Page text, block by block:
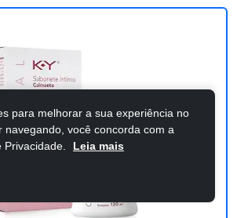
para melhorar a sua experiência no
navegando, você concorda com a
Leia mais